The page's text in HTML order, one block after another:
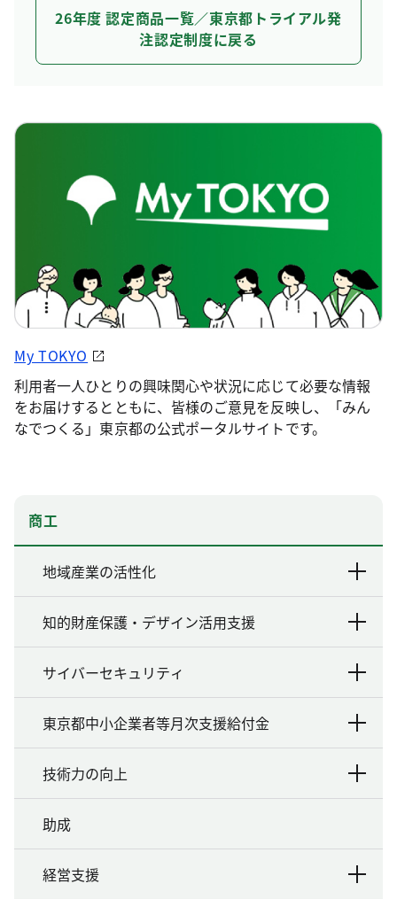
26年度 認定商品一覧／東京都トライアル発
注認定制度に戻る
My TOKYO
利用者一人ひとりの興味関心や状況に応じて必要な情報
をお届けするとともに、皆様のご意見を反映し、「みん
なでつくる」東京都の公式ポータルサイトです。
商工
地域産業の活性化
知的財産保護・デザイン活用支援
サイバーセキュリティ
東京都中小企業者等月次支援給付金
技術力の向上
助成
経営支援